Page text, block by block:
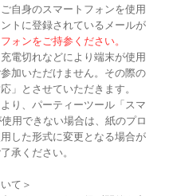
自身のスマートフォンを使用
トに登録されているメールが
ォンをご持参ください。
電切れなどにより端末が使用
加いただけません。その際の
」とさせていただきます。
り、パーティーツール「スマ
用できない場合は、紙のプロ
した形式に変更となる場合が
承ください。
て＞